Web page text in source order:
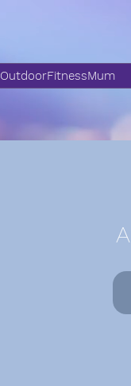
OutdoorFitnessMum